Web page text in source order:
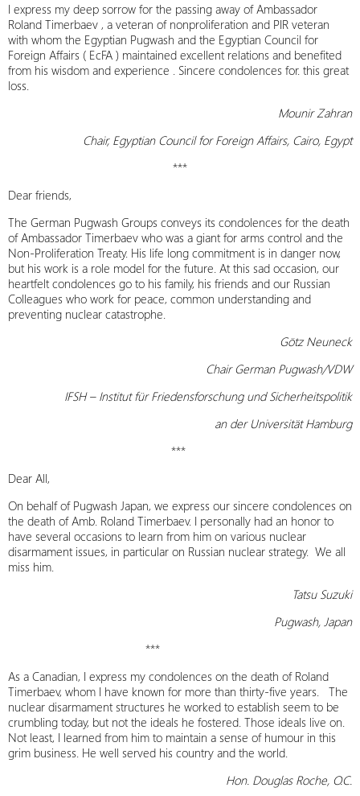
I express my deep sorrow for the passing away of Ambassador
Roland Timerbaev , a veteran of nonproliferation and PIR veteran
with whom the Egyptian Pugwash and the Egyptian Council for
Foreign Affairs ( EcFA ) maintained excellent relations and benefited
from his wisdom and experience . Sincere condolences for. this great
loss.
Mounir Zahran
Chair, Egyptian Council for Foreign Affairs, Cairo, Egypt
***
Dear friends,
The German Pugwash Groups conveys its condolences for the death
of Ambassador Timerbaev who was a giant for arms control and the
Non-Proliferation Treaty. His life long commitment is in danger now,
but his work is a role model for the future. At this sad occasion, our
heartfelt condolences go to his family, his friends and our Russian
Colleagues who work for peace, common understanding and
preventing nuclear catastrophe.
Götz Neuneck
Chair German Pugwash/VDW
IFSH – Institut für Friedensforschung und Sicherheitspolitik
an der Universität Hamburg
***
Dear All,
On behalf of Pugwash Japan, we express our sincere condolences on
the death of Amb. Roland Timerbaev. I personally had an honor to
have several occasions to learn from him on various nuclear
disarmament issues, in particular on Russian nuclear strategy. We all
miss him.
Tatsu Suzuki
Pugwash, Japan
***
As a Canadian, I express my condolences on the death of Roland
Timerbaev, whom I have known for more than thirty-five years. The
nuclear disarmament structures he worked to establish seem to be
crumbling today, but not the ideals he fostered. Those ideals live on.
Not least, I learned from him to maintain a sense of humour in this
grim business. He well served his country and the world.
Hon. Douglas Roche, O.C.